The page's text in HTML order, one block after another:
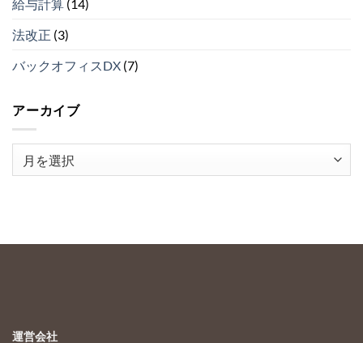
５
の
は
給与計算 (14)
法改正 (3)
バックオフィスDX (7)
アーカイブ
運営会社